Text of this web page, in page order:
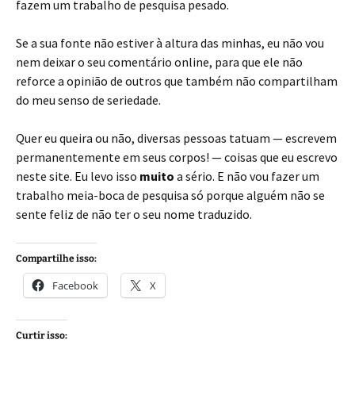
fazem um trabalho de pesquisa pesado.
Se a sua fonte não estiver à altura das minhas, eu não vou
nem deixar o seu comentário online, para que ele não
reforce a opinião de outros que também não compartilham
do meu senso de seriedade.
Quer eu queira ou não, diversas pessoas tatuam — escrevem
permanentemente em seus corpos! — coisas que eu escrevo
neste site. Eu levo isso muito a sério. E não vou fazer um
trabalho meia-boca de pesquisa só porque alguém não se
sente feliz de não ter o seu nome traduzido.
Compartilhe isso:
Facebook X
Curtir isso: